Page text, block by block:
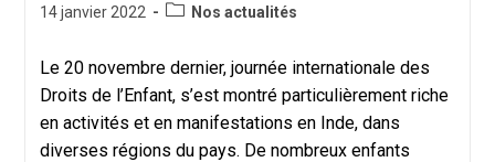
Publication
14 janvier 2022
PostNos actualités
Le 20 novembre dernier, journée internationale des
Droits de l’Enfant, s’est montré particulièrement riche
en activités et en manifestations en Inde, dans
diverses régions du pays. De nombreux enfants